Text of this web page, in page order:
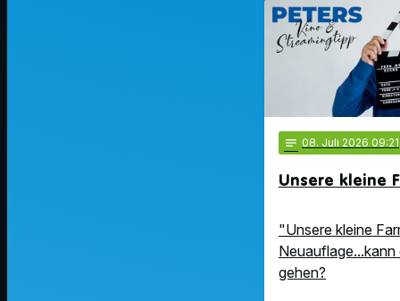
notes 08. Juli 2026 09:21
Unsere kleine
"Unsere kleine
Neuauflage...kann
gehen?